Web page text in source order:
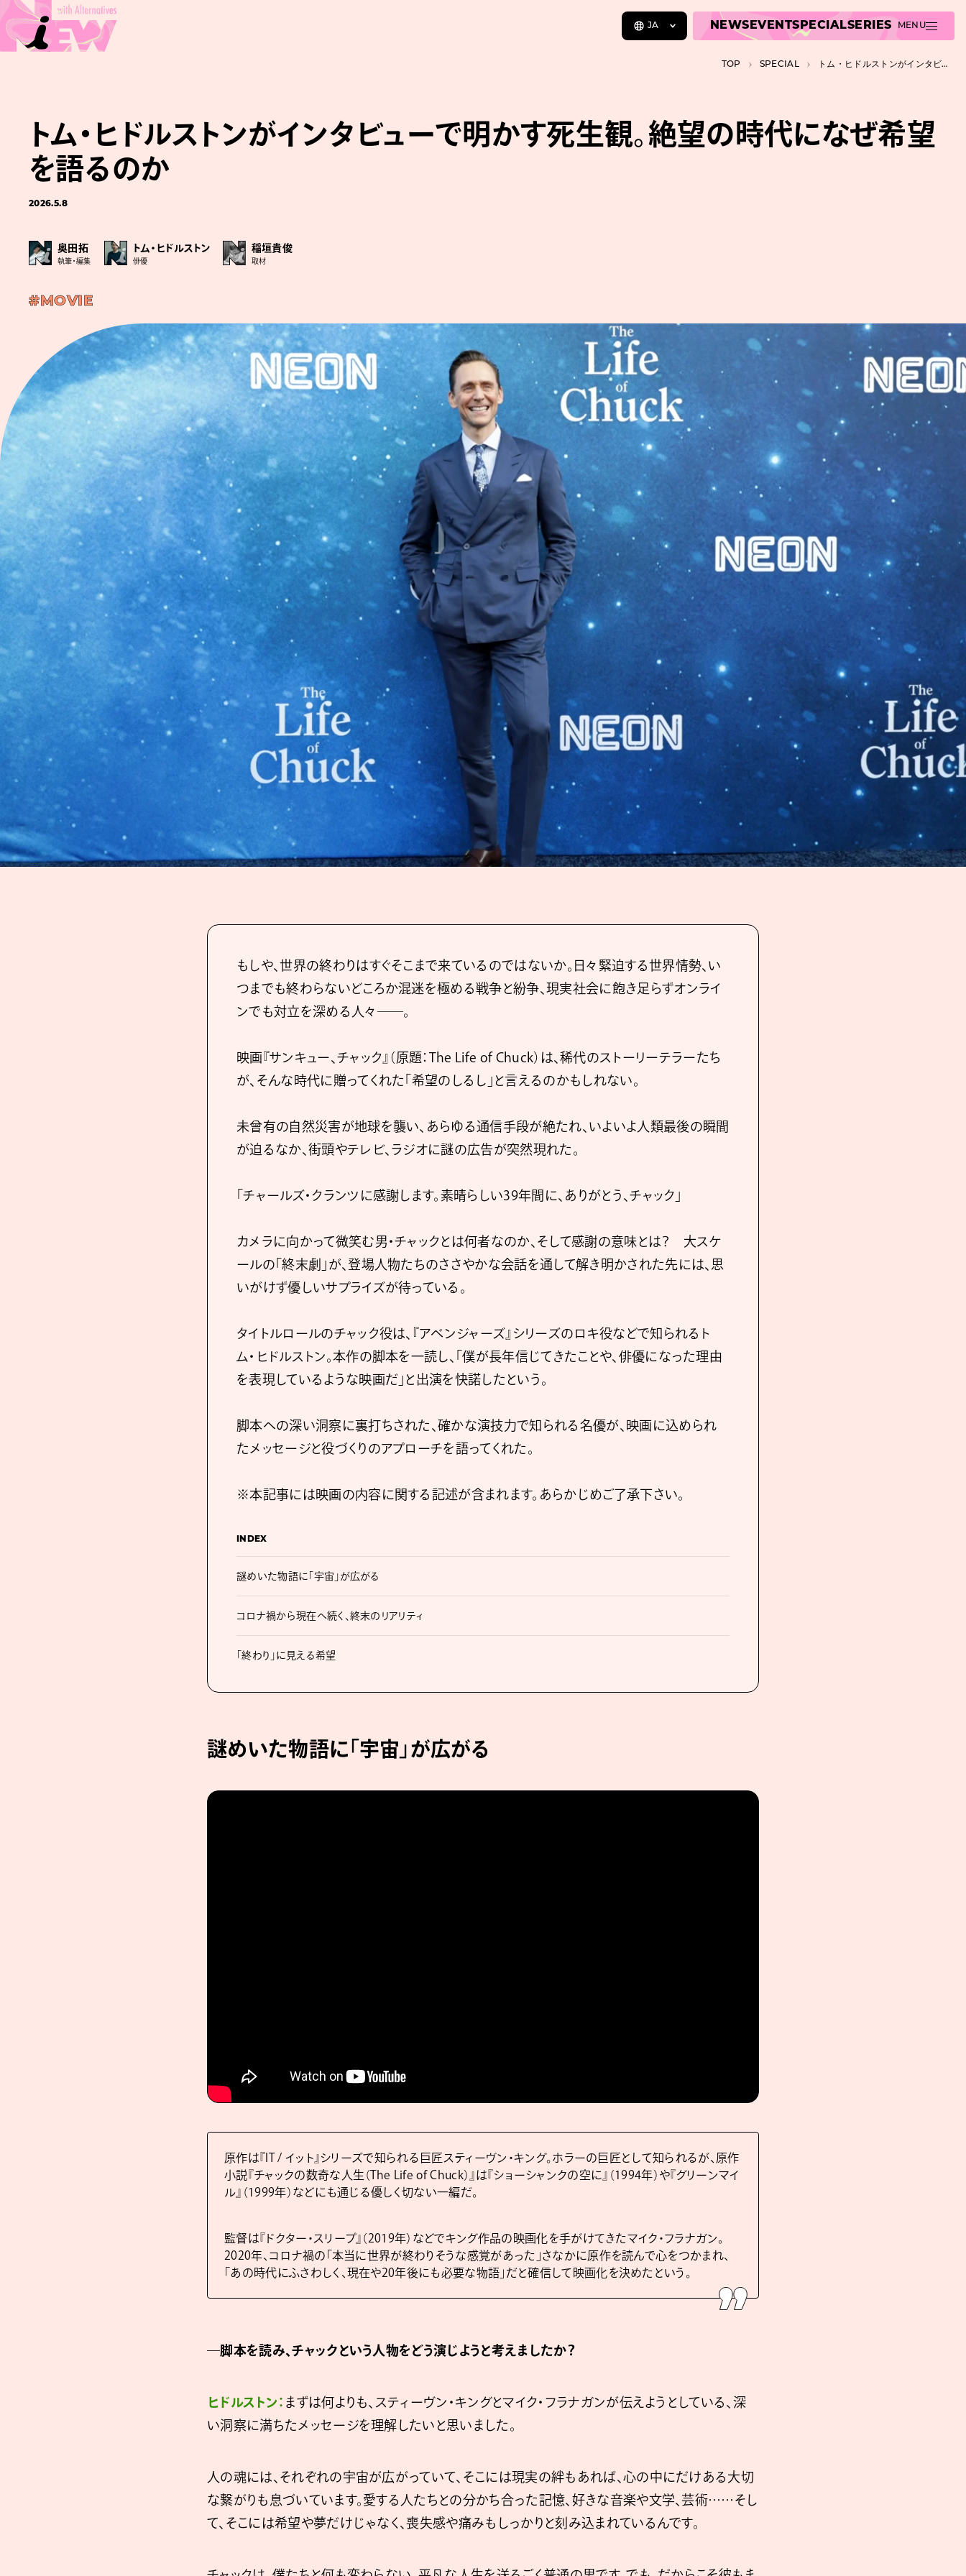
JA NEWS EVENTSPECIALSERIES MENU
TOP SPECIAL トム・ヒドルストンがインタビューで明かす死生観。絶望の時代になぜ希望を語るのか
トム・ヒドルストンがインタビューで明かす死生観。絶望の時代になぜ希望
を語るのか
2026.5.8
奥田拓
執筆・編集
トム・ヒドルストン
俳優
稲垣貴俊
取材
#MOVIE
もしや、世界の終わりはすぐそこまで来ているのではないか。日々緊迫する世界情勢、い
つまでも終わらないどころか混迷を極める戦争と紛争、現実社会に飽き足らずオンライ
ンでも対立を深める人々――。
映画『サンキュー、チャック』（原題：The Life of Chuck）は、稀代のストーリーテラーたち
が、そんな時代に贈ってくれた「希望のしるし」と言えるのかもしれない。
未曾有の自然災害が地球を襲い、あらゆる通信手段が絶たれ、いよいよ人類最後の瞬間
が迫るなか、街頭やテレビ、ラジオに謎の広告が突然現れた。
「チャールズ・クランツに感謝します。素晴らしい39年間に、ありがとう、チャック」
カメラに向かって微笑む男・チャックとは何者なのか、そして感謝の意味とは？ 大スケ
ールの「終末劇」が、登場人物たちのささやかな会話を通して解き明かされた先には、思
いがけず優しいサプライズが待っている。
タイトルロールのチャック役は、『アベンジャーズ』シリーズのロキ役などで知られるト
ム・ヒドルストン。本作の脚本を一読し、「僕が長年信じてきたことや、俳優になった理由
を表現しているような映画だ」と出演を快諾したという。
脚本への深い洞察に裏打ちされた、確かな演技力で知られる名優が、映画に込められ
たメッセージと役づくりのアプローチを語ってくれた。
※本記事には映画の内容に関する記述が含まれます。あらかじめご了承下さい。
INDEX
謎めいた物語に「宇宙」が広がる
コロナ禍から現在へ続く、終末のリアリティ
「終わり」に見える希望
謎めいた物語に「宇宙」が広がる
原作は『IT / イット』シリーズで知られる巨匠スティーヴン・キング。ホラーの巨匠として知られるが、原作
小説『チャックの数奇な人生（The Life of Chuck）』は『ショーシャンクの空に』（1994年）や『グリーンマイ
ル』（1999年）などにも通じる優しく切ない一編だ。
監督は『ドクター・スリープ』（2019年）などでキング作品の映画化を手がけてきたマイク・フラナガン。
2020年、コロナ禍の「本当に世界が終わりそうな感覚があった」さなかに原作を読んで心をつかまれ、
「あの時代にふさわしく、現在や20年後にも必要な物語」だと確信して映画化を決めたという。
―脚本を読み、チャックという人物をどう演じようと考えましたか？
ヒドルストン： まずは何よりも、スティーヴン・キングとマイク・フラナガンが伝えようとしている、深
い洞察に満ちたメッセージを理解したいと思いました。
人の魂には、それぞれの宇宙が広がっていて、そこには現実の絆もあれば、心の中にだけある大切
な繋がりも息づいています。愛する人たちとの分かち合った記憶、好きな音楽や文学、芸術……そし
て、そこには希望や夢だけじゃなく、喪失感や痛みもしっかりと刻み込まれているんです。